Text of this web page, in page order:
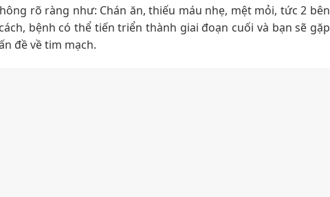
rõ ràng như: Chán ăn, thiếu máu nhẹ, mệt mỏi, tức 2 bên
bệnh có thể tiến triển thành giai đoạn cuối và bạn sẽ gặp
đề về tim mạch.